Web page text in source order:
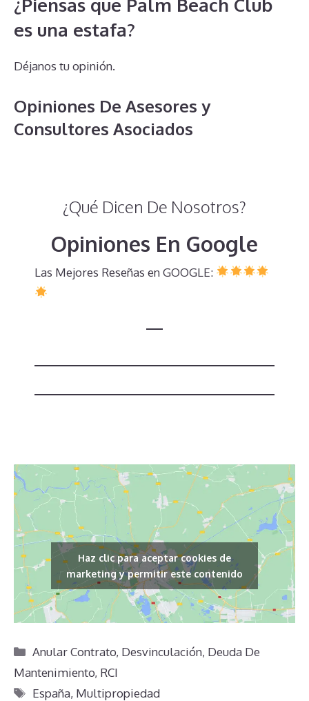
¿Piensas que Palm Beach Club
es una estafa?
Déjanos tu opinión.
Opiniones De Asesores y
Consultores Asociados
¿Qué Dicen De Nosotros?
Opiniones En Google
Las Mejores Reseñas en GOOGLE:
Haz clic para aceptar cookies de
marketing y permitir este contenido
Categorías
Anular Contrato, Desvinculación, Deuda De
Mantenimiento, RCI
Etiquetas
España, Multipropiedad